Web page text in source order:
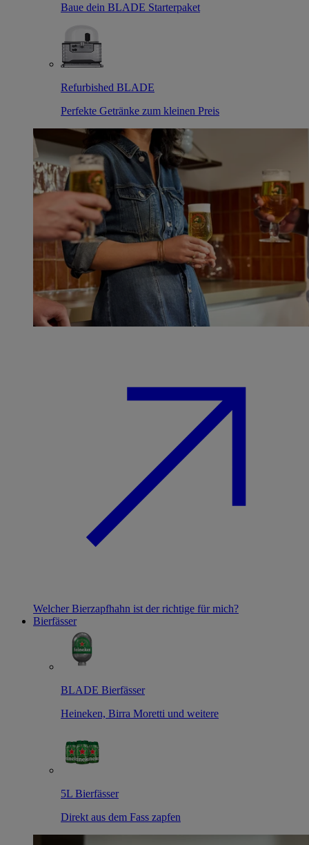
Baue dein BLADE Starterpaket
Refurbished BLADE
Perfekte Getränke zum kleinen Preis
Welcher Bierzapfhahn ist der richtige für mich?
Bierfässer
BLADE Bierfässer
Heineken, Birra Moretti und weitere
5L Bierfässer
Direkt aus dem Fass zapfen